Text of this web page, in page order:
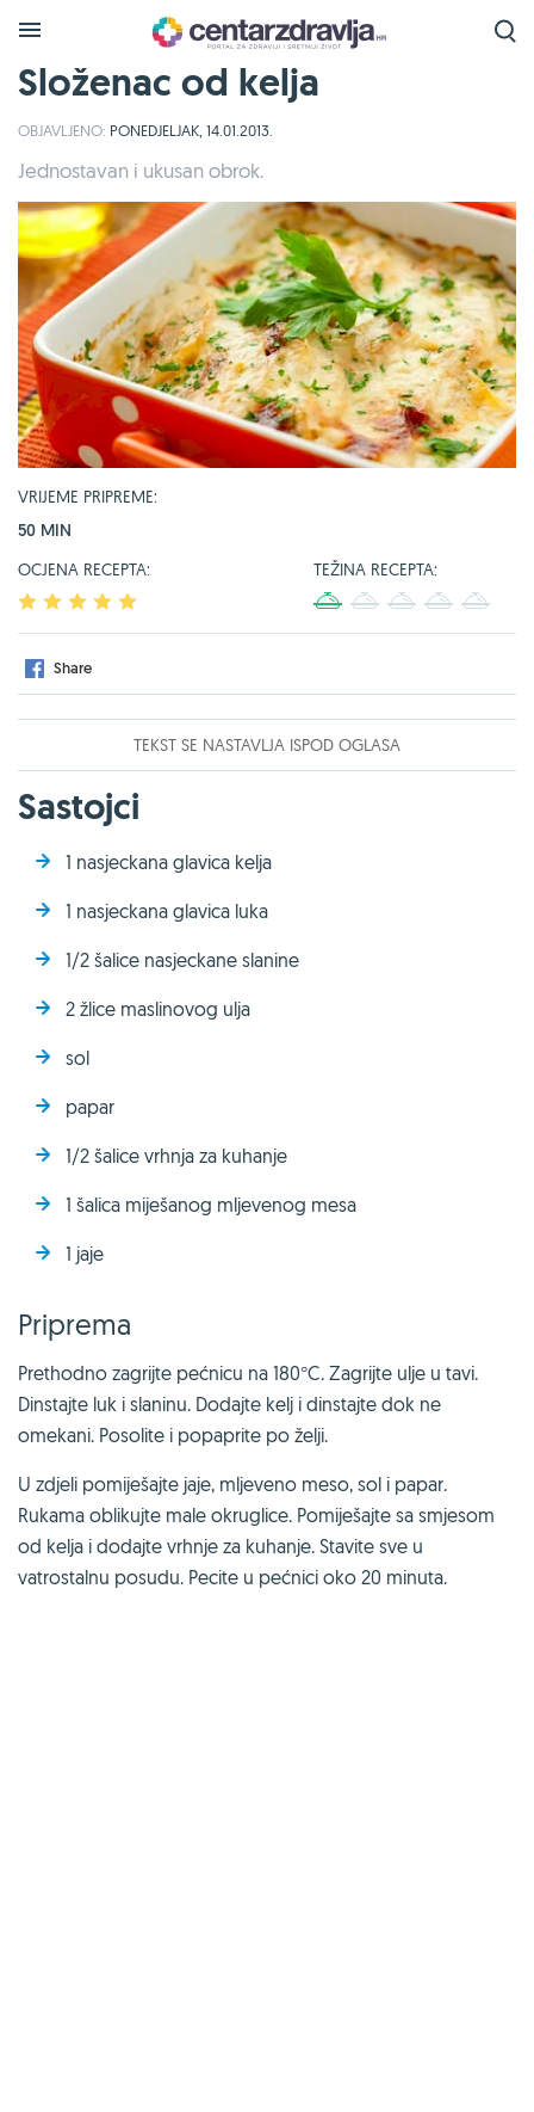
Složenac od kelja
OBJAVLJENO: PONEDJELJAK, 14.01.2013.
Jednostavan i ukusan obrok.
VRIJEME PRIPREME:
50 MIN
OCJENA RECEPTA:
2 3 4
TEŽINA RECEPTA:
4
Share
TEKST SE NASTAVLJA ISPOD OGLASA
Sastojci
1 nasjeckana glavica kelja
1 nasjeckana glavica luka
1/2 šalice nasjeckane slanine
2 žlice maslinovog ulja
sol
papar
1/2 šalice vrhnja za kuhanje
1 šalica miješanog mljevenog mesa
1 jaje
Priprema
Prethodno zagrijte pećnicu na 180°C. Zagrijte ulje u tavi.
Dinstajte luk i slaninu. Dodajte kelj i dinstajte dok ne
omekani. Posolite i popaprite po želji.
U zdjeli pomiješajte jaje, mljeveno meso, sol i papar.
Rukama oblikujte male okruglice. Pomiješajte sa smjesom
od kelja i dodajte vrhnje za kuhanje. Stavite sve u
vatrostalnu posudu. Pecite u pećnici oko 20 minuta.